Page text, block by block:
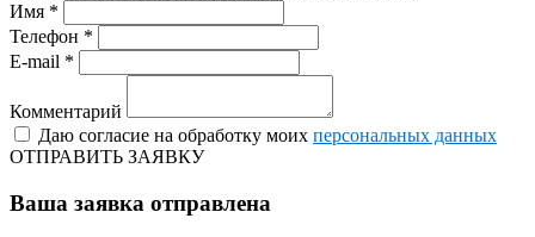
Имя *
Телефон *
E-mail *
Комментарий
Даю согласие на обработку моих персональных данных
ОТПРАВИТЬ ЗАЯВКУ
Ваша заявка отправлена